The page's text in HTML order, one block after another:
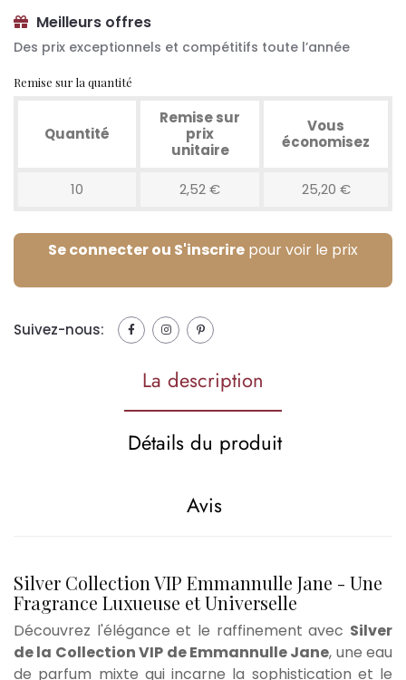
Meilleurs offres
Des prix exceptionnels et compétitifs toute l’année
Remise sur la quantité
Quantité
Remise sur
prix
unitaire
Vous
économisez
10 2,52 € 25,20 €
Se connecter ou S'inscrire pour voir le prix
Suivez-nous:
La description
Détails du produit
Avis
Silver Collection VIP Emmannulle Jane - Une
Fragrance Luxueuse et Universelle
Découvrez l'élégance et le raffinement avec Silver
de la Collection VIP de Emmannulle Jane, une eau
de parfum mixte qui incarne la sophistication et le